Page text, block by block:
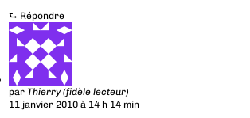
⮑ Répondre
parThierry (fidèle lecteur)
11 janvier 2010 à 14 h 14 min